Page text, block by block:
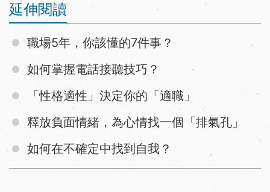
延伸閱讀
職場5年，你該懂的7件事？
如何掌握電話接聽技巧？
「性格適性」決定你的「適職」
釋放負面情緒，為心情找一個「排氣孔」
如何在不確定中找到自我？